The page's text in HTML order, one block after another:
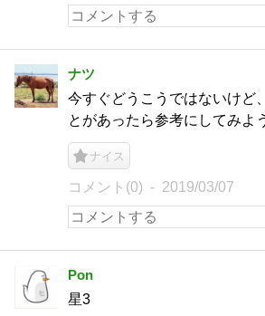
ナツ
今すぐどうこうではないけど
とがあったら参考にしてみよ
ナイス
コメント(0) 2019/03/07
Pon
星3